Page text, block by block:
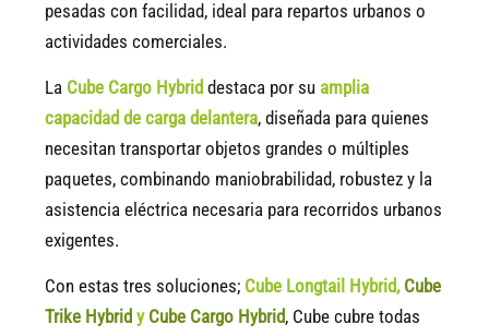
pesadas con facilidad, ideal para repartos urbanos o
actividades comerciales.
La Cube Cargo Hybrid destaca por su amplia
capacidad de carga delantera, diseñada para quienes
necesitan transportar objetos grandes o múltiples
paquetes, combinando maniobrabilidad, robustez y la
asistencia eléctrica necesaria para recorridos urbanos
exigentes.
Con estas tres soluciones; Cube Longtail Hybrid, Cube
Trike Hybrid y Cube Cargo Hybrid, Cube cubre todas